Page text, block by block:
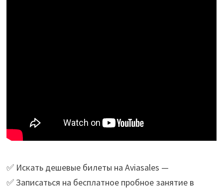
✅ Искать дешевые билеты на Aviasales —
✅ Записаться на бесплатное пробное занятие в